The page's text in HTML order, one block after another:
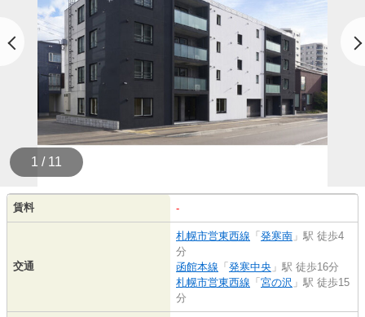
1 / 11
賃料 -
交通
札幌市営東西線 「発寒南 」駅 徒歩4
分
函館本線 「発寒中央 」駅 徒歩16分
札幌市営東西線 「宮の沢 」駅 徒歩15
分